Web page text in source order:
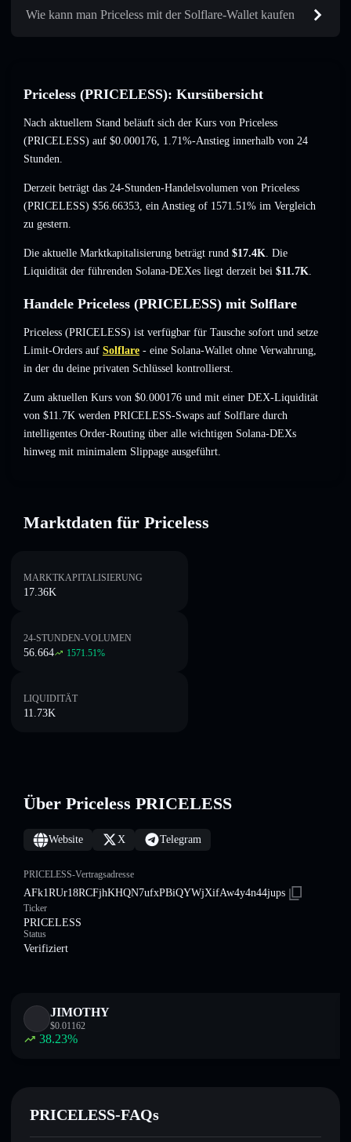
Wie kann man Priceless mit der Solflare-Wallet kaufen
Priceless (PRICELESS): Kursübersicht
Nach aktuellem Stand beläuft sich der Kurs von Priceless
(PRICELESS) auf $0.000176, 1.71%-Anstieg innerhalb von 24
Stunden.
Derzeit beträgt das 24-Stunden-Handelsvolumen von Priceless
(PRICELESS) $56.66353, ein Anstieg of 1571.51% im Vergleich
zu gestern.
Die aktuelle Marktkapitalisierung beträgt rund $17.4K. Die
Liquidität der führenden Solana-DEXes liegt derzeit bei $11.7K.
Handele Priceless (PRICELESS) mit Solflare
Priceless (PRICELESS) ist verfügbar für Tausche sofort und setze
Limit-Orders auf Solflare - eine Solana-Wallet ohne Verwahrung,
in der du deine privaten Schlüssel kontrollierst.
Zum aktuellen Kurs von $0.000176 und mit einer DEX-Liquidität
von $11.7K werden PRICELESS-Swaps auf Solflare durch
intelligentes Order-Routing über alle wichtigen Solana-DEXs
hinweg mit minimalem Slippage ausgeführt.
Marktdaten für Priceless
MARKTKAPITALISIERUNG
17.36K
24-STUNDEN-VOLUMEN
56.664 1571.51%
LIQUIDITÄT
11.73K
Über Priceless PRICELESS
Website X Telegram
PRICELESS-Vertragsadresse
AFk1RUr18RCFjhKHQN7ufxPBiQYWjXifAw4y4n44jups
Ticker
PRICELESS
Status
Verifiziert
JIMOTHY
$0.01162
38.23%
PRICELESS-FAQs